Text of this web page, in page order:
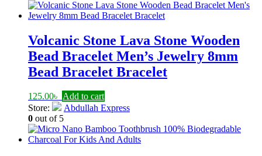
Volcanic Stone Lava Stone Wooden
Bead Bracelet Men’s Jewelry 8mm
Bead Bracelet Bracelet
125.00৳ Add to cart
Store:
Abdullah Express
0 out of 5